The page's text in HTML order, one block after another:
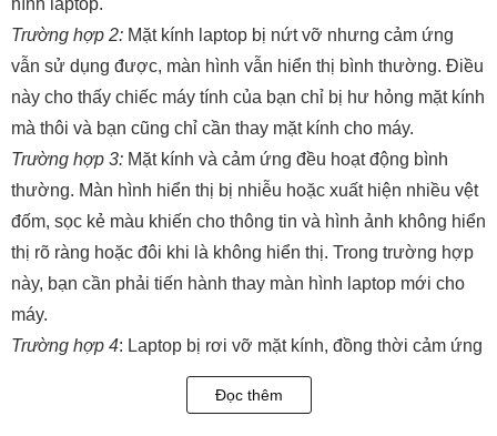
hình laptop.
Trường hợp 2: Mặt kính laptop bị nứt vỡ nhưng cảm ứng
vẫn sử dụng được, màn hình vẫn hiển thị bình thường. Điều
này cho thấy chiếc máy tính của bạn chỉ bị hư hỏng mặt kính
mà thôi và bạn cũng chỉ cần thay mặt kính cho máy.
Trường hợp 3: Mặt kính và cảm ứng đều hoạt động bình
thường. Màn hình hiển thị bị nhiễu hoặc xuất hiện nhiều vệt
đốm, sọc kẻ màu khiến cho thông tin và hình ảnh không hiển
thị rõ ràng hoặc đôi khi là không hiển thị. Trong trường hợp
này, bạn cần phải tiến hành thay màn hình laptop mới cho
máy.
Trường hợp 4: Laptop bị rơi vỡ mặt kính, đồng thời cảm ứng
không thể sử dụng. Thế nhưng, màn hình vẫn có thể hiển
thị. Ở trường hợp này bạn cần phải thay bộ mặt kính cảm
Đọc thêm